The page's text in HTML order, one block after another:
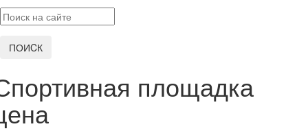
ПОИCК
площадка